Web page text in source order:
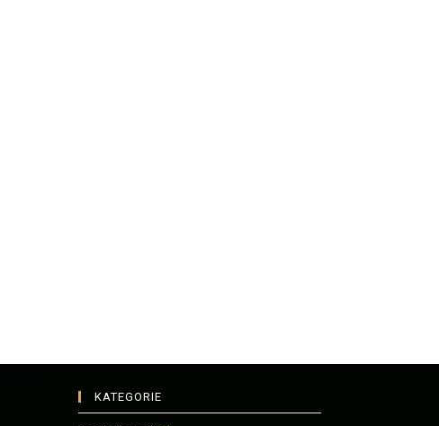
KATEGORIE